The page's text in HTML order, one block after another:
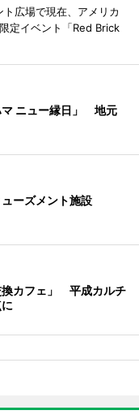
広場で現在、アメリカ
定イベント「Red Brick
マ ニュー縁日」 地元
ーズメント施設
換カフェ」 平成カルチ